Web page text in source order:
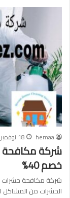
hemaa
18 نوفمبر، 2023
خصم 40%
شركة مكافحة حشرات
الحشرات من المشاكل